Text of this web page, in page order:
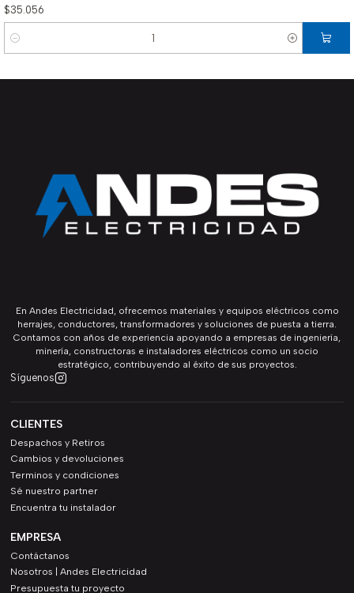
$35.056
Cantidad
En Andes Electricidad, ofrecemos materiales y equipos eléctricos como
herrajes, conductores, transformadores y soluciones de puesta a tierra.
Contamos con años de experiencia apoyando a empresas de ingeniería,
minería, constructoras e instaladores eléctricos como un socio
estratégico, contribuyendo al éxito de sus proyectos.
Síguenos
CLIENTES
Despachos y Retiros
Cambios y devoluciones
Terminos y condiciones
Sé nuestro partner
Encuentra tu instalador
EMPRESA
Contáctanos
Nosotros | Andes Electricidad
Presupuesta tu proyecto